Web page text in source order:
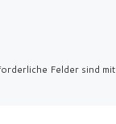
Felder sind mit